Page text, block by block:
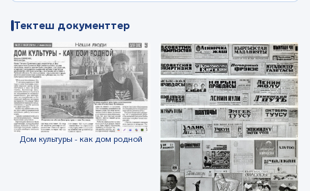
Тектеш документтер
Дом культуры - как дом родной